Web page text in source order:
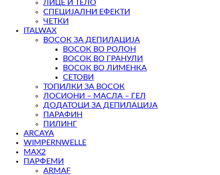
ЛИЦЕ И ТЕЛО
СПЕЦИЈАЛНИ ЕФЕКТИ
ЧЕТКИ
ITALWAX
ВОСОК ЗА ДЕПИЛАЦИЈА
ВОСОК ВО РОЛОН
ВОСОК ВО ГРАНУЛИ
ВОСОК ВО ЛИМЕНКА
СЕТОВИ
ТОПИЛКИ ЗА ВОСОК
ЛОСИОНИ – МАСЛА – ГЕЛ
ДОДАТОЦИ ЗА ДЕПИЛАЦИЈА
ПАРАФИН
ПИЛИНГ
ARCAYA
WIMPERNWELLE
MAX2
ПАРФЕМИ
ARMAF